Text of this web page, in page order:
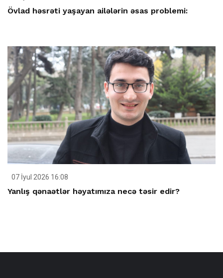
Övlad həsrəti yaşayan ailələrin əsas problemi:
07 İyul 2026 16:08
Yanlış qənaətlər həyatımıza necə təsir edir?